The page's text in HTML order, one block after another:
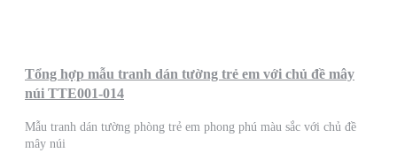
Tổng hợp mẫu tranh dán tường trẻ em với chủ đề mây
núi TTE001-014
Mẫu tranh dán tường phòng trẻ em phong phú màu sắc với chủ đề
mây núi